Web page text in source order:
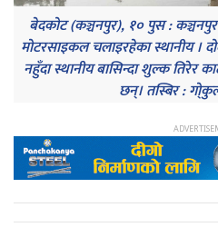
बेदकोट (कञ्चनपुर), १० पुस :
मोटरसाइकल चलाइरहेका स्थानीय ।
नहुँदा स्थानीय बासिन्दा शुल्क तिरेर
छन्। तस्बिर :